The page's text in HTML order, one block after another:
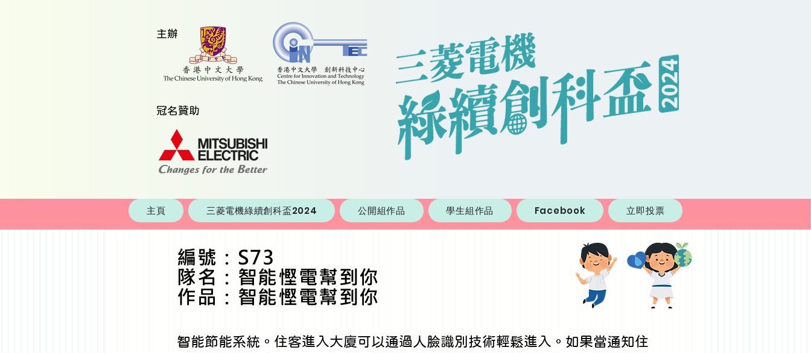
​主辦
​冠名贊助
主頁 三菱電機綠續創科盃2024 公開組作品 學生組作品 Facebook 立即投票
編號：S73
隊名：智能慳電幫到你
作品：智能慳電幫到你
智能節能系統。住客進入大廈可以通過人臉識別技術輕鬆進入。如果當通知住